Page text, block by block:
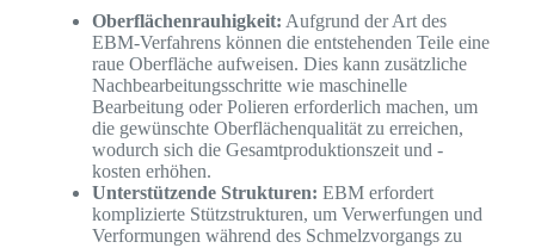
Oberflächenrauhigkeit: Aufgrund der Art des
EBM-Verfahrens können die entstehenden Teile eine
raue Oberfläche aufweisen. Dies kann zusätzliche
Nachbearbeitungsschritte wie maschinelle
Bearbeitung oder Polieren erforderlich machen, um
die gewünschte Oberflächenqualität zu erreichen,
wodurch sich die Gesamtproduktionszeit und -
kosten erhöhen.
Unterstützende Strukturen: EBM erfordert
komplizierte Stützstrukturen, um Verwerfungen und
Verformungen während des Schmelzvorgangs zu